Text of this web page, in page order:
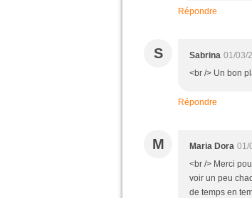
Répondre
S Sabrina 01/03/
<br /> Un bon
Répondre
M Maria Dora 01/
<br /> Merci
voir un peu
de temps en